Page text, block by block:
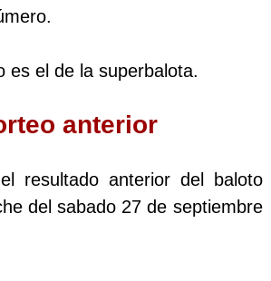
es el de la superbalota.
anterior
resultado anterior del baloto
del sabado 27 de septiembre